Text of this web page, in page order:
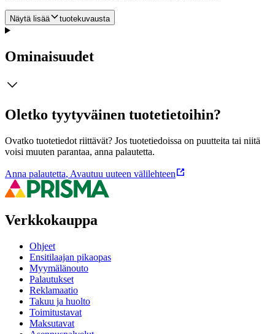
Näytä lisää tuotekuvausta
Ominaisuudet
Oletko tyytyväinen tuotetietoihin?
Ovatko tuotetiedot riittävät? Jos tuotetiedoissa on puutteita tai niitä
voisi muuten parantaa, anna palautetta.
Anna palautetta, Avautuu uuteen välilehteen
Verkkokauppa
Ohjeet
Ensitilaajan pikaopas
Myymälänouto
Palautukset
Reklamaatio
Takuu ja huolto
Toimitustavat
Maksutavat